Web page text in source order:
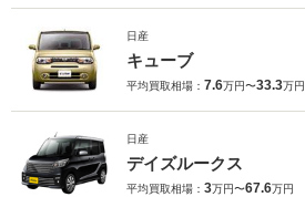
日産
キューブ
平均買取相場： 7.6万円〜33.3万円
日産
デイズルークス
平均買取相場： 3万円〜67.6万円